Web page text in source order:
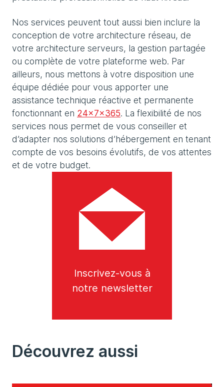
Nos services peuvent tout aussi bien inclure la
conception de votre architecture réseau, de
votre architecture serveurs, la gestion partagée
ou complète de votre plateforme web. Par
ailleurs, nous mettons à votre disposition une
équipe dédiée pour vous apporter une
assistance technique réactive et permanente
fonctionnant en 24x7x365. La flexibilité de nos
services nous permet de vous conseiller et
d’adapter nos solutions d’hébergement en tenant
compte de vos besoins évolutifs, de vos attentes
et de votre budget.
Inscrivez-vous à
notre newsletter
Découvrez aussi